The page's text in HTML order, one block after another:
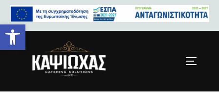
Ανοίξτε τη γραμμή εργαλείων